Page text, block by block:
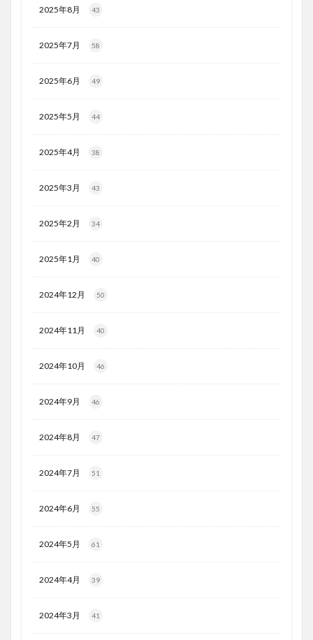
2025年8月 43
2025年7月 58
2025年6月 49
2025年5月 44
2025年4月 38
2025年3月 43
2025年2月 34
2025年1月 40
2024年12月 50
2024年11月 40
2024年10月 46
2024年9月 46
2024年8月 47
2024年7月 51
2024年6月 55
2024年5月 61
2024年4月 39
2024年3月 41